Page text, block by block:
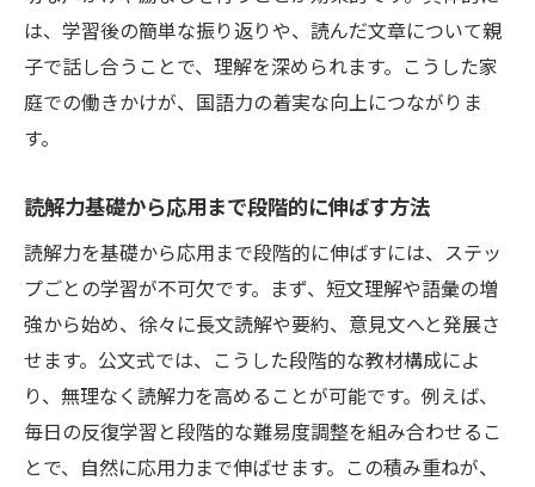
は、学習後の簡単な振り返りや、読んだ文章について親
子で話し合うことで、理解を深められます。こうした家
庭での働きかけが、国語力の着実な向上につながりま
す。
読解力基礎から応用まで段階的に伸ばす方法
読解力を基礎から応用まで段階的に伸ばすには、ステッ
プごとの学習が不可欠です。まず、短文理解や語彙の増
強から始め、徐々に長文読解や要約、意見文へと発展さ
せます。公文式では、こうした段階的な教材構成によ
り、無理なく読解力を高めることが可能です。例えば、
毎日の反復学習と段階的な難易度調整を組み合わせるこ
とで、自然に応用力まで伸ばせます。この積み重ねが、